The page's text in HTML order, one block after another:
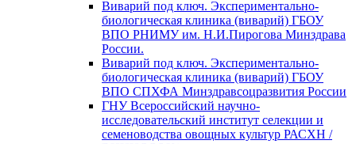
Виварий под ключ. Экспериментально-
биологическая клиника (виварий) ГБОУ
ВПО РНИМУ им. Н.И.Пирогова Минздрава
России.
Виварий под ключ. Экспериментально-
биологическая клиника (виварий) ГБОУ
ВПО СПХФА Минздравсоцразвития России
ГНУ Всероссийский научно-
исследовательский институт селекции и
семеноводства овощных культур РАСХН /